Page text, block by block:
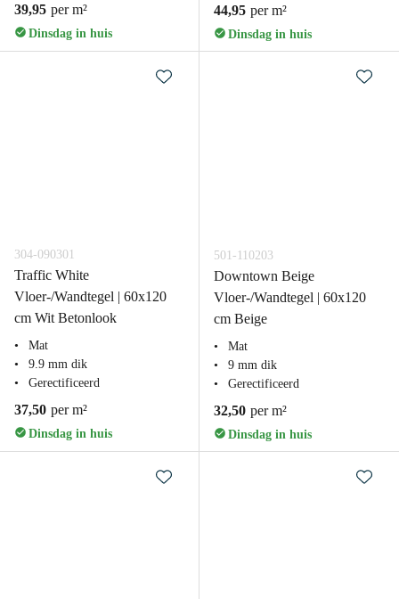
39,95 per m²
Dinsdag in huis
44,95 per m²
Dinsdag in huis
304-090301
Traffic White
Vloer-/Wandtegel | 60x120
cm Wit Betonlook
Mat
9.9 mm dik
Gerectificeerd
37,50 per m²
Dinsdag in huis
501-110203
Downtown Beige
Vloer-/Wandtegel | 60x120
cm Beige
Mat
9 mm dik
Gerectificeerd
32,50 per m²
Dinsdag in huis